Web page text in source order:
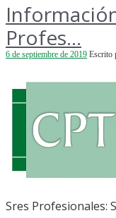
Profes...
6 de septiembre de 2019 Escrito
Sres Profesionales: